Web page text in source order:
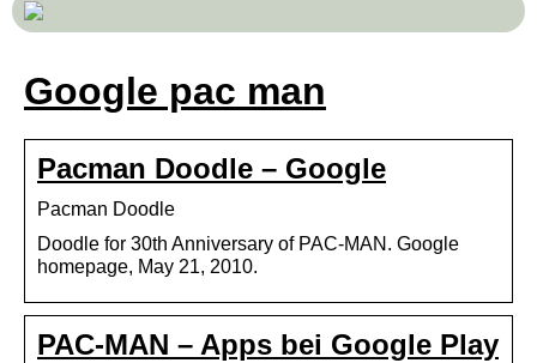
Google pac man
Pacman Doodle – Google
Pacman Doodle
Doodle for 30th Anniversary of PAC-MAN. Google
homepage, May 21, 2010.
PAC-MAN – Apps bei Google Play